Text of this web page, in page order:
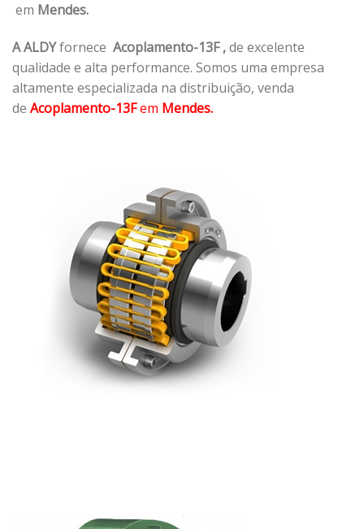
em Mendes.
A ALDYfornece Acoplamento-13F ,de excelente
qualidade e alta performance. Somos uma empresa
altamente especializada na distribuição, venda
de Acoplamento-13Fem Mendes.